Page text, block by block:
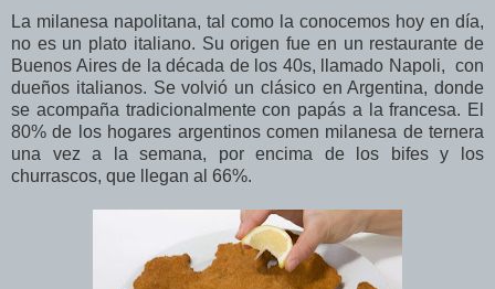
La milanesa napolitana, tal como la conocemos hoy en día,
no es un plato italiano. Su origen fue en un restaurante de
Buenos Aires de la década de los 40s, llamado Napoli, con
dueños italianos. Se volvió un clásico en Argentina, donde
se acompaña tradicionalmente con papás a la francesa. El
80% de los hogares argentinos comen milanesa de ternera
una vez a la semana, por encima de los bifes y los
churrascos, que llegan al 66%.